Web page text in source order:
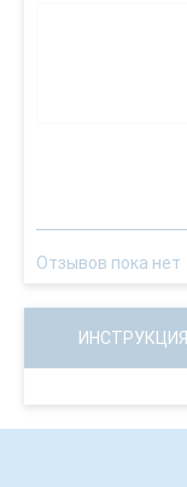
Отзывов пока нет
ИНСТРУКЦИЯ